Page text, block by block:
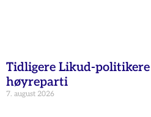
Tidligere Likud-
høyreparti
7. august 2026